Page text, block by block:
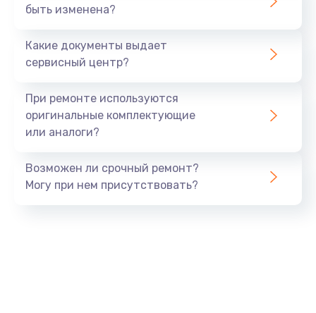
быть изменена?
Какие документы выдает
сервисный центр?
При ремонте используются
оригинальные комплектующие
или аналоги?
Возможен ли срочный ремонт?
Могу при нем присутствовать?